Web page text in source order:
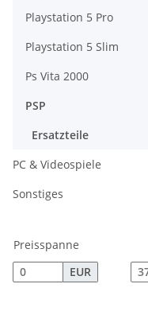
Playstation 5 Pro
Playstation 5 Slim
Ps Vita 2000
PSP
Ersatzteile
PC & Videospiele
Sonstiges
Preisspanne
EUR